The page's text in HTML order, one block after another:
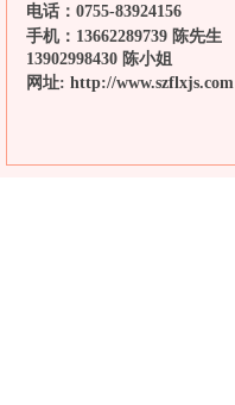
电话： 0755-83924156
手机：13662289739 陈先生
13902998430 陈小姐
网址: http://www.szflxjs.com